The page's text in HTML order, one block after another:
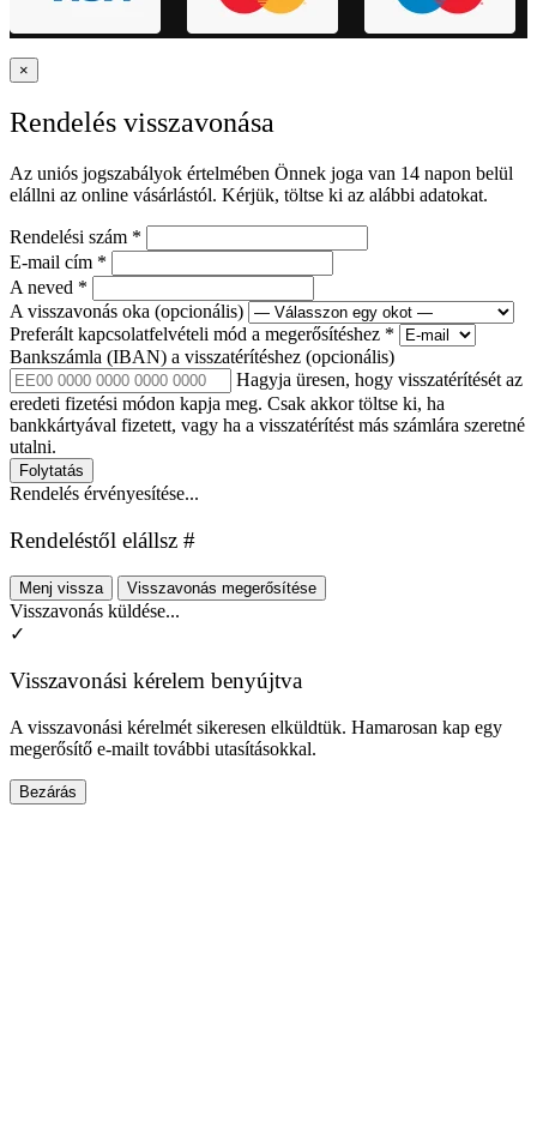
×
Rendelés visszavonása
Az uniós jogszabályok értelmében Önnek joga van 14 napon belül
elállni az online vásárlástól. Kérjük, töltse ki az alábbi adatokat.
Rendelési szám *
E-mail cím *
A neved *
A visszavonás oka (opcionális)
Preferált kapcsolatfelvételi mód a megerősítéshez *
Bankszámla (IBAN) a visszatérítéshez (opcionális)
Hagyja üresen, hogy visszatérítését az
eredeti fizetési módon kapja meg. Csak akkor töltse ki, ha
bankkártyával fizetett, vagy ha a visszatérítést más számlára szeretné
utalni.
Folytatás
Rendelés érvényesítése...
Rendeléstől elállsz #
Menj vissza Visszavonás megerősítése
Visszavonás küldése...
✓
Visszavonási kérelem benyújtva
A visszavonási kérelmét sikeresen elküldtük. Hamarosan kap egy
megerősítő e-mailt további utasításokkal.
Bezárás